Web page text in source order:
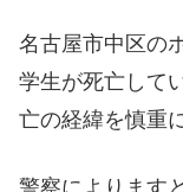
名古屋市中区の
学生が死亡して
亡の経緯を慎重